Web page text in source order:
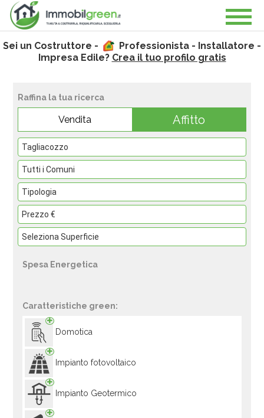
Sei un Costruttore -
Professionista - Installatore -
Impresa Edile? Crea il tuo profilo gratis
Raffina la tua ricerca
Vendita Affitto
Spesa Energetica
Caratteristiche green:
Domotica
Impianto fotovoltaico
Impianto Geotermico